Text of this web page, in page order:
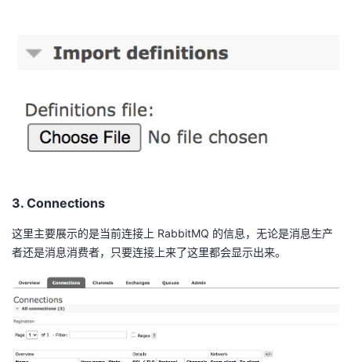
3. Connections
这里主要展示的是当前连接上 RabbitMQ 的信息，无论是消息生产
者还是消息消费者，只要连接上来了这里都会显示出来。